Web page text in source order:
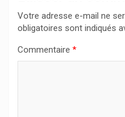
Votre adresse e-mail ne
obligatoires sont indiqués
Commentaire *